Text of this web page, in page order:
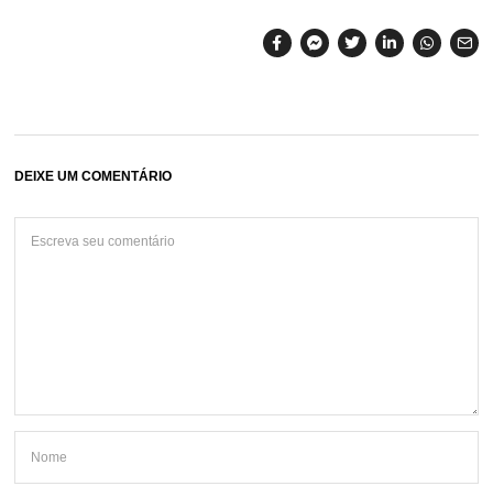
DEIXE UM COMENTÁRIO